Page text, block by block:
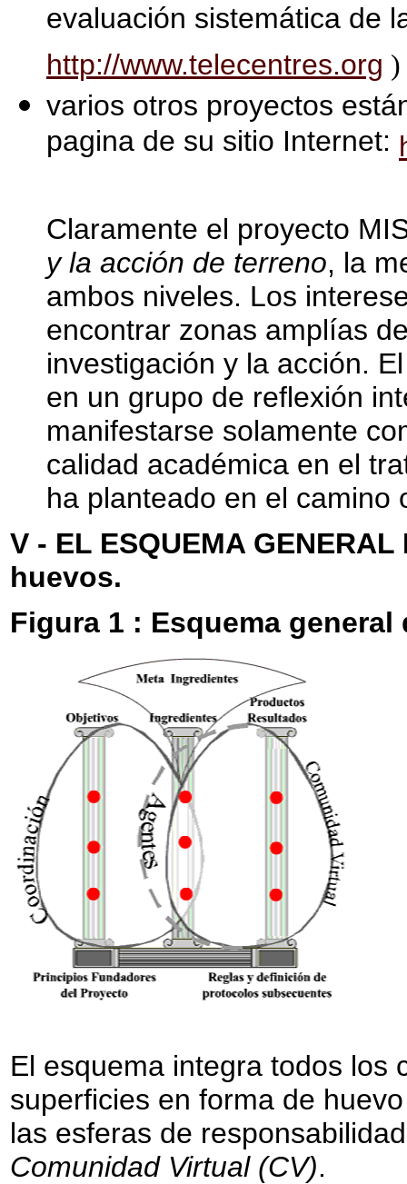
evaluación sistemática de
http://www.telecentres.org )
varios otros proyectos
pagina de su sitio Internet:
Claramente el proyecto
y la acción de terreno, la
ambos niveles. Los
encontrar zonas amplías
investigación y la acción.
en un grupo de reflexión
manifestarse solamente
calidad académica en el
ha planteado en el camino
V - EL ESQUEMA
huevos.
Figura 1 : Esquema
El esquema integra todos los
superficies en forma de
las esferas de
Comunidad Virtual (CV).